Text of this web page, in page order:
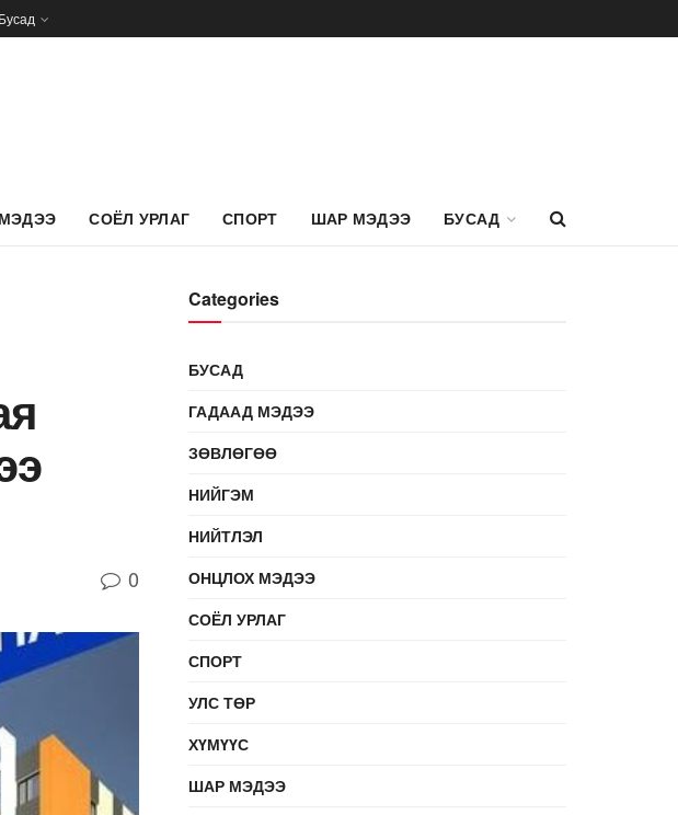
Бусад
СОЁЛ УРЛАГ СПОРТ ШАР МЭДЭЭ БУСАД
0
Categories
БУСАД
ГАДААД МЭДЭЭ
ЗӨВЛӨГӨӨ
НИЙГЭМ
НИЙТЛЭЛ
ОНЦЛОХ МЭДЭЭ
СОЁЛ УРЛАГ
СПОРТ
УЛС ТӨР
ХҮМҮҮС
ШАР МЭДЭЭ